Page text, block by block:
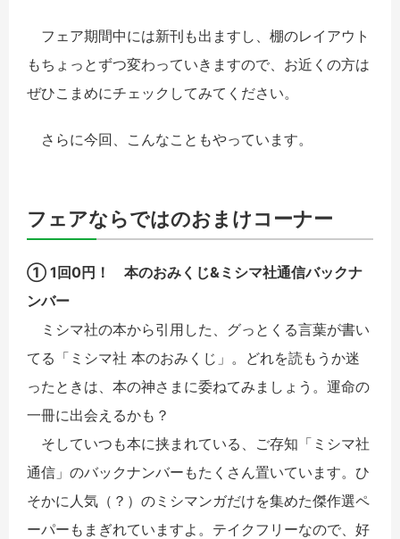
フェア期間中には新刊も出ますし、棚のレイアウト
もちょっとずつ変わっていきますので、お近くの方は
ぜひこまめにチェックしてみてください。
さらに今回、こんなこともやっています。
フェアならではのおまけコーナー
① 1回0円！ 本のおみくじ&ミシマ社通信バックナ
ンバー
ミシマ社の本から引用した、グっとくる言葉が書い
てる「ミシマ社 本のおみくじ」。どれを読もうか迷
ったときは、本の神さまに委ねてみましょう。運命の
一冊に出会えるかも？
そしていつも本に挟まれている、ご存知「ミシマ社
通信」のバックナンバーもたくさん置いています。ひ
そかに人気（？）のミシマンガだけを集めた傑作選ペ
ーパーもまぎれていますよ。テイクフリーなので、好